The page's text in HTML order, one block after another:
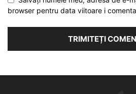
browser pentru data viitoare i